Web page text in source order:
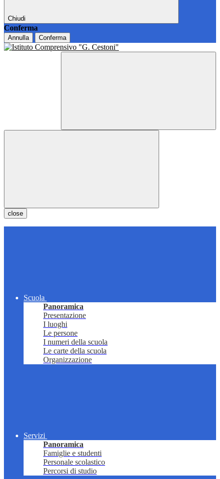
Chiudi
Conferma
Annulla Conferma
close
Scuola
Panoramica
Presentazione
I luoghi
Le persone
I numeri della scuola
Le carte della scuola
Organizzazione
Servizi
Panoramica
Famiglie e studenti
Personale scolastico
Percorsi di studio